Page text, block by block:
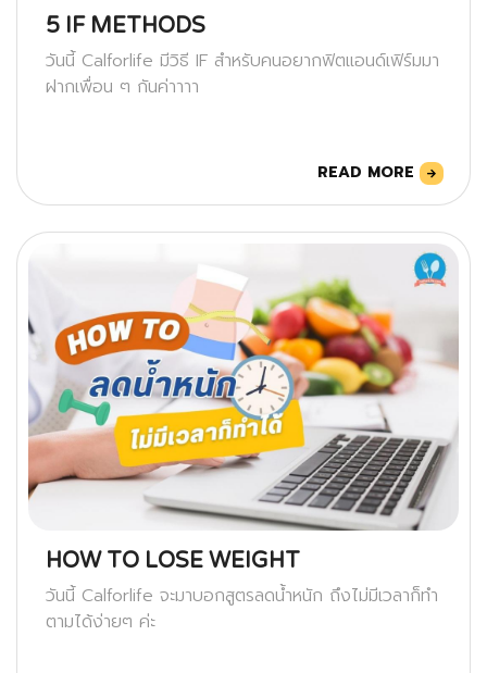
5 IF METHODS
วันนี้ Calforlife มีวิธี IF สำหรับคนอยากฟิตแอนด์เฟิร์มมา
ฝากเพื่อน ๆ กันค่าาาา
READ MORE
HOW TO LOSE WEIGHT
วันนี้ Calforlife จะมาบอกสูตรลดน้ำหนัก ถึงไม่มีเวลาก็ทำ
ตามได้ง่ายๆ ค่ะ